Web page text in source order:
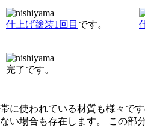
仕上げ塗装1回目 です。
完了です。
帯に使われている材質も様々で
ない場合も存在します。 この部